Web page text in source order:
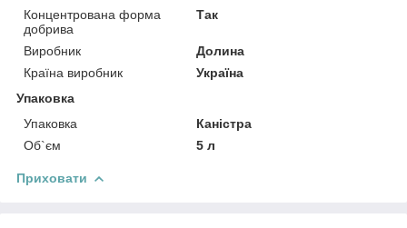
Концентрована форма
добрива
Так
Виробник
Долина
Країна виробник
Україна
Упаковка
Упаковка
Каністра
Об`єм
5 л
Приховати